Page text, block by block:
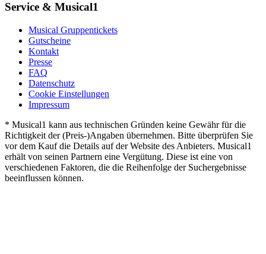
Service & Musical1
Musical Gruppentickets
Gutscheine
Kontakt
Presse
FAQ
Datenschutz
Cookie Einstellungen
Impressum
* Musical1 kann aus technischen Gründen keine Gewähr für die
Richtigkeit der (Preis-)Angaben übernehmen. Bitte überprüfen Sie
vor dem Kauf die Details auf der Website des Anbieters. Musical1
erhält von seinen Partnern eine Vergütung. Diese ist eine von
verschiedenen Faktoren, die die Reihenfolge der Suchergebnisse
beeinflussen können.